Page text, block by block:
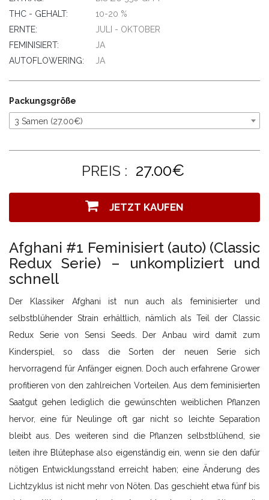
THC - GEHALT:
10-20 %
ERNTE:
JULI - OKTOBER
FEMINISIERT:
JA
AUTOFLOWERING:
JA
Packungsgröße
3 Samen (27.00€)
PREIS : 27.00€
JETZT KAUFEN
Afghani #1 Feminisiert (auto) (Classic
Redux Serie) – unkompliziert und
schnell
Der Klassiker Afghani ist nun auch als feminisierter und
selbstblühender Strain erhältlich, nämlich als Teil der Classic
Redux Serie von Sensi Seeds. Der Anbau wird damit zum
Kinderspiel, so dass die Sorten der neuen Serie sich
hervorragend für Anfänger eignen. Doch auch erfahrene Grower
profitieren von den zahlreichen Vorteilen. Aus dem feminisierten
Saatgut gehen lediglich die gewünschten weiblichen Pflanzen
hervor, eine für Neulinge oft gar nicht so leichte Separation
bleibt aus. Des weiteren sind die Pflanzen selbstblühend, sie
leiten ihre Blütephase also eigenständig ein, wenn sie den dafür
nötigen Entwicklungsstand erreicht haben; eine Änderung des
Lichtzyklus ist nicht mehr von Nöten. Das geschieht etwa fünf bis